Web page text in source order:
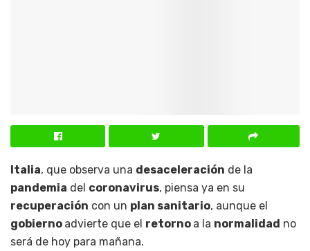
Italia, que observa una desaceleración de la
pandemia del coronavirus, piensa ya en su
recuperación con un plan sanitario, aunque el
gobierno advierte que el retorno a la normalidad no
será de hoy para mañana.